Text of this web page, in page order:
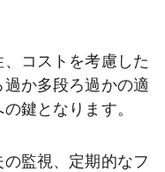
コストを考慮した
か多段ろ過かの適
鍵となります。
監視、定期的なフ